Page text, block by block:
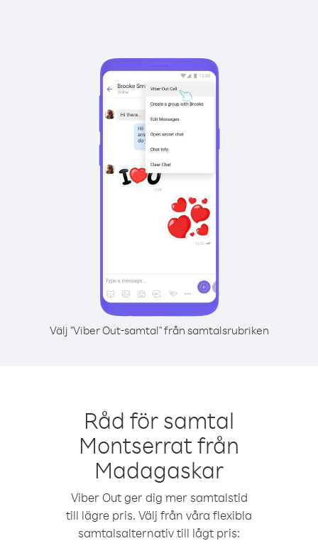
Välj "Viber Out-samtal" från samtalsrubriken
Råd för samtal
Montserrat från
Madagaskar
Viber Out ger dig mer samtalstid
till lägre pris. Välj från våra flexibla
samtalsalternativ till lågt pris: